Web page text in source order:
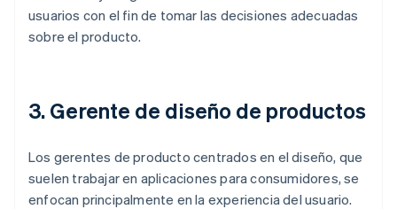
usuarios con el fin de tomar las decisiones adecuadas
sobre el producto.
3. Gerente de diseño de productos
Los gerentes de producto centrados en el diseño, que
suelen trabajar en aplicaciones para consumidores, se
enfocan principalmente en la experiencia del usuario.